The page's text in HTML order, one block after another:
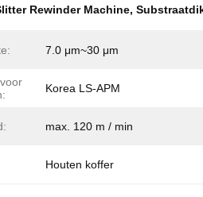
Rewinder Machine,
7.0 μm~30 μm
Korea LS-APM
max. 120 m / min
Houten koffer